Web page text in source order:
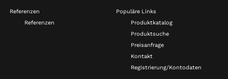
Referenzen
Referenzen
Populäre Links
Produktkatalog
Produktsuche
Preisanfrage
Kontakt
Registrierung/Kontodaten